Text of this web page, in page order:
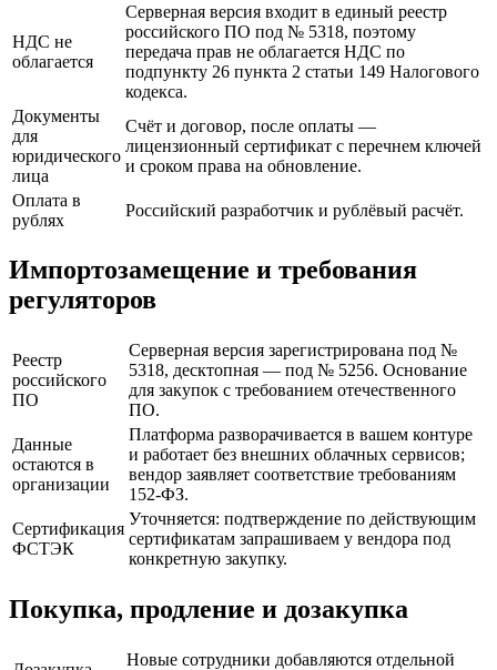
НДС не
облагается
Серверная версия входит в единый реестр
российского ПО под № 5318, поэтому
передача прав не облагается НДС по
подпункту 26 пункта 2 статьи 149 Налогового
кодекса.
Документы
для
юридического
лица
Счёт и договор, после оплаты —
лицензионный сертификат с перечнем ключей
и сроком права на обновление.
Оплата в
рублях
Российский разработчик и рублёвый расчёт.
Импортозамещение и требования
регуляторов
Реестр
российского
ПО
Серверная версия зарегистрирована под №
5318, десктопная — под № 5256. Основание
для закупок с требованием отечественного
ПО.
Данные
остаются в
организации
Платформа разворачивается в вашем контуре
и работает без внешних облачных сервисов;
вендор заявляет соответствие требованиям
152-ФЗ.
Сертификация
ФСТЭК
Уточняется: подтверждение по действующим
сертификатам запрашиваем у вендора под
конкретную закупку.
Покупка, продление и дозакупка
Новые сотрудники добавляются отдельной